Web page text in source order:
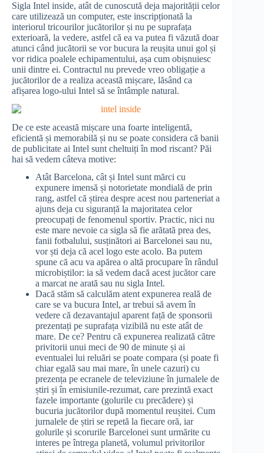
Sigla Intel inside, atât de cunoscută deja majorității celor
care utilizează un computer, este inscripționată la
interiorul tricourilor jucătorilor și nu pe suprafața
exterioară, la vedere, astfel că ea va putea fi văzută doar
atunci când jucătorii se vor bucura la reușita unui gol și
vor ridica poalele echipamentului, așa cum obișnuiesc
unii dintre ei. Contractul nu prevede vreo obligație a
jucătorilor de a realiza această mișcare, lăsând ca
afișarea logo-ului Intel să se întâmple natural.
De ce este această mișcare una foarte inteligentă,
eficientă și memorabilă și nu se poate considera că banii
de publicitate ai Intel sunt cheltuiți în mod riscant? Păi
hai să vedem câteva motive:
Atât Barcelona, cât și Intel sunt mărci cu
expunere imensă și notorietate mondială de prin
rang, astfel că știrea despre acest nou parteneriat a
ajuns deja cu siguranță la majoritatea celor
preocupați de fenomenul sportiv. Practic, nici nu
este mare nevoie ca sigla să fie arătată prea des,
fanii fotbalului, susținători ai Barcelonei sau nu,
vor ști deja că acel logo este acolo. Ba putem
spune că acu va apărea o altă procupare în rândul
microbiștilor: ia să vedem dacă acest jucător care
a marcat ne arată sau nu sigla Intel.
Dacă stăm să calculăm atent expunerea reală de
care se va bucura Intel, ar trebui să avem în
vedere că dezavantajul aparent față de sponsorii
prezentați pe suprafața vizibilă nu este atât de
mare. De ce? Pentru că expunerea realizată către
privitorii unui meci de 90 de minute și ai
eventualei lui reluări se poate compara (și poate fi
chiar egală sau mai mare, în unele cazuri) cu
prezența pe ecranele de televiziune în jurnalele de
știri și în emisiunile-rezumat, care prezintă exact
fazele importante (golurile cu precădere) și
bucuria jucătorilor după momentul reușitei. Cum
jurnalele de știri se repetă la fiecare oră, iar
golurile și scorurile Barcelonei sunt urmărite cu
interes pe întrega planetă, volumul privitorilor